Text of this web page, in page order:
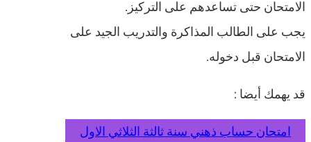
الامتحان حتى تساعدهم على التركيز.
يجب على الطالب المذاكرة والتدريب الجيد على
الامتحان قبل دخوله.
قد يهمك أيضا :
امتحان حساب ذهني سنة ثالثة الثلاثي الاول